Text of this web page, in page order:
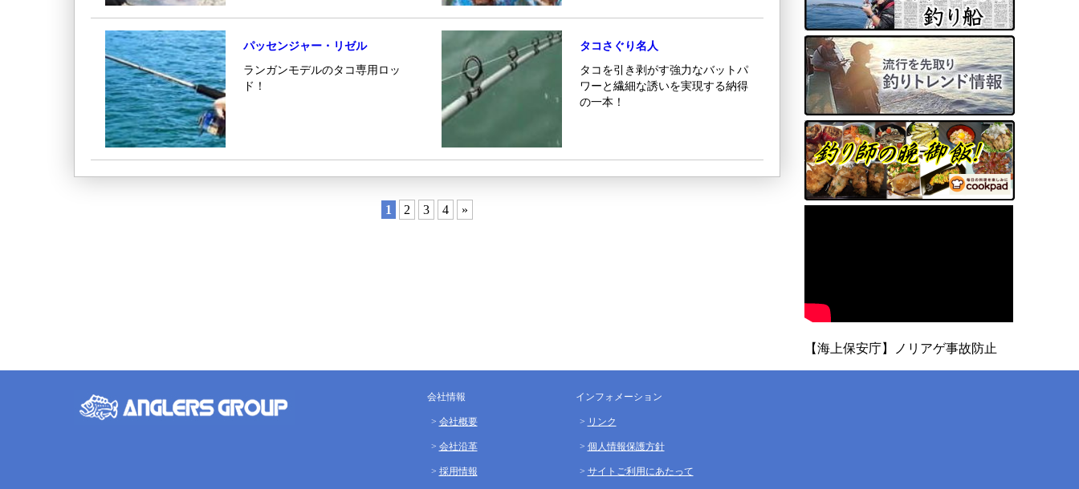
パッセンジャー・リゼル
ランガンモデルのタコ専用ロッ
ド！
タコさぐり名人
タコを引き剥がす強力なバットパ
ワーと繊細な誘いを実現する納得
の一本！
1 2 3 4 »
【海上保安庁】ノリアゲ事故防止
会社情報
会社概要
会社沿革
採用情報
インフォメーション
リンク
個人情報保護方針
サイトご利用にあたって